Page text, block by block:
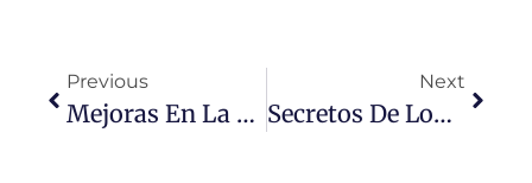
Previous
Mejoras En La Atención Médica Centrada En La Salud Femenina En México
Next
Secretos De Longevidad: Mujer Alcanza 117 Años Con Dieta Constante